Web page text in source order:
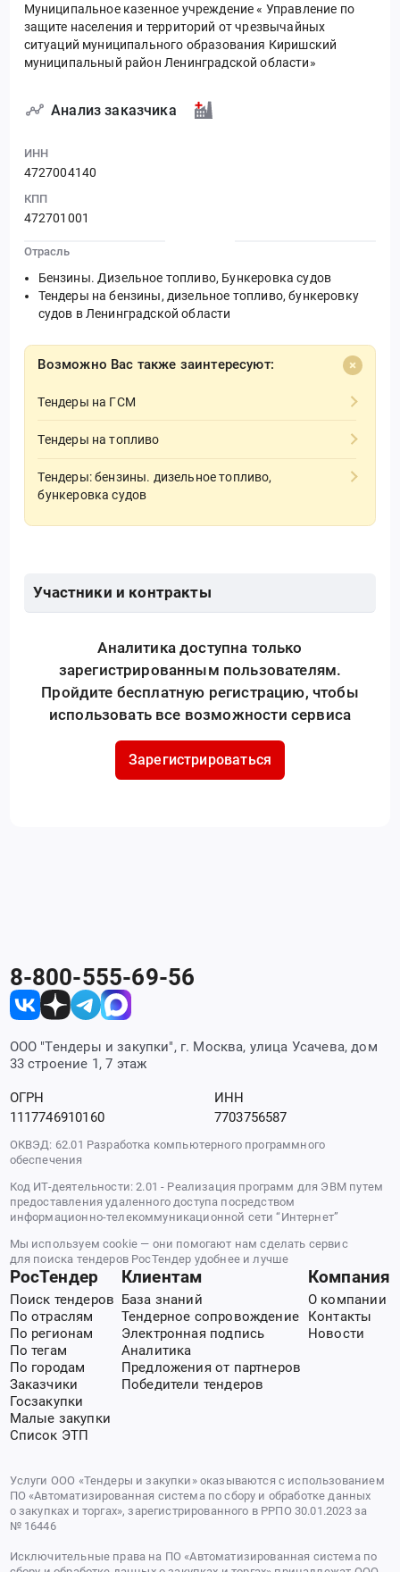
Муниципальное казенное учреждение « Управление по
защите населения и территорий от чрезвычайных
ситуаций муниципального образования Киришский
муниципальный район Ленинградской области»
Анализ заказчика
ИНН
4727004140
КПП
472701001
Отрасль
Бензины. Дизельное топливо, Бункеровка судов
Тендеры на бензины, дизельное топливо, бункеровку
судов в Ленинградской области
Возможно Вас также заинтересуют:
Тендеры на ГСМ
Тендеры на топливо
Тендеры: бензины. дизельное топливо,
бункеровка судов
Участники и контракты
Аналитика доступна только
зарегистрированным пользователям.
Пройдите бесплатную регистрацию, чтобы
использовать все возможности сервиса
Зарегистрироваться
8-800-555-69-56
ООО "Тендеры и закупки", г. Москва, улица Усачева, дом
33 строение 1, 7 этаж
ОГРН
1117746910160
ИНН
7703756587
ОКВЭД: 62.01 Разработка компьютерного программного
обеспечения
Код ИТ-деятельности: 2.01 - Реализация программ для ЭВМ путем
предоставления удаленного доступа посредством
информационно-телекоммуникационной сети “Интернет”
Мы используем cookie — они помогают нам сделать сервис
для поиска тендеров РосТендер удобнее и лучше
РосТендер
Поиск тендеров
По отраслям
По регионам
По тегам
По городам
Заказчики
Госзакупки
Малые закупки
Список ЭТП
Клиентам
База знаний
Тендерное сопровождение
Электронная подпись
Аналитика
Предложения от партнеров
Победители тендеров
Компания
О компании
Контакты
Новости
Услуги ООО «Тендеры и закупки» оказываются с использованием
ПО «Автоматизированная система по сбору и обработке данных
о закупках и торгах», зарегистрированного в РРПО 30.01.2023 за
№ 16446
Исключительные права на ПО «Автоматизированная система по